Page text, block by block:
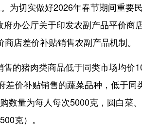
切实做好2026年春节期间重要
办公厅关于印发农副产品平价商
店差价补贴销售农副产品机制。
猪肉类商品低于同类市场均价
差价补贴销售的蔬菜品种，低于
数量为每人每次5000克，圆白菜
克）。